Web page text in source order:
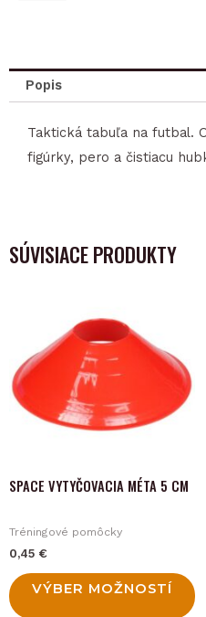
foldable
biela
Popis
Taktická tabuľa na futbal.
figúrky, pero a čistiacu
SÚVISIACE PRODUKTY
SPACE VYTYČOVACIA MÉTA 5 CM
Tréningové pomôcky
0,45 €
VÝBER MOŽNOSTÍ
multiple
variants.
The
be
on
the
product
page